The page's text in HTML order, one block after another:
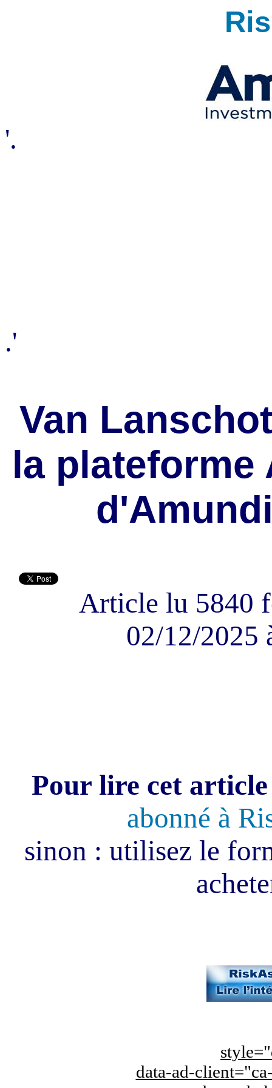
'.
.'
Van
la plateforme
Article lu 5840
02/12/2025
Pour lire cet
abonné à
sinon : utilisez le
data-ad-